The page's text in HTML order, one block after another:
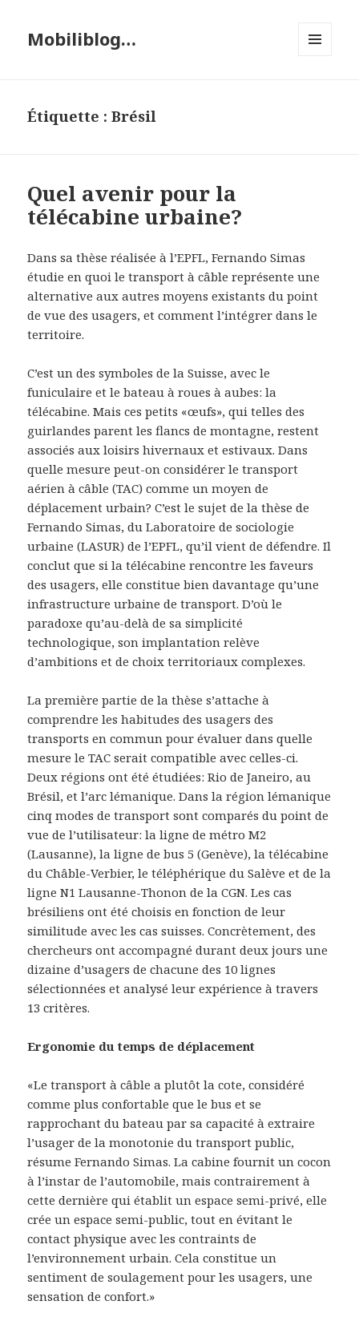
Mobiliblog…
Étiquette :Brésil
Quel avenir pour la
télécabine urbaine?
Dans sa thèse réalisée à l’EPFL, Fernando Simas
étudie en quoi le transport à câble représente une
alternative aux autres moyens existants du point
de vue des usagers, et comment l’intégrer dans le
territoire.
C’est un des symboles de la Suisse, avec le
funiculaire et le bateau à roues à aubes: la
télécabine. Mais ces petits «œufs», qui telles des
guirlandes parent les flancs de montagne, restent
associés aux loisirs hivernaux et estivaux. Dans
quelle mesure peut-on considérer le transport
aérien à câble (TAC) comme un moyen de
déplacement urbain? C’est le sujet de la thèse de
Fernando Simas, du Laboratoire de sociologie
urbaine (LASUR) de l’EPFL, qu’il vient de défendre. Il
conclut que si la télécabine rencontre les faveurs
des usagers, elle constitue bien davantage qu’une
infrastructure urbaine de transport. D’où le
paradoxe qu’au-delà de sa simplicité
technologique, son implantation relève
d’ambitions et de choix territoriaux complexes.
La première partie de la thèse s’attache à
comprendre les habitudes des usagers des
transports en commun pour évaluer dans quelle
mesure le TAC serait compatible avec celles-ci.
Deux régions ont été étudiées: Rio de Janeiro, au
Brésil, et l’arc lémanique. Dans la région lémanique
cinq modes de transport sont comparés du point de
vue de l’utilisateur: la ligne de métro M2
(Lausanne), la ligne de bus 5 (Genève), la télécabine
du Châble-Verbier, le téléphérique du Salève et de la
ligne N1 Lausanne-Thonon de la CGN. Les cas
brésiliens ont été choisis en fonction de leur
similitude avec les cas suisses. Concrètement, des
chercheurs ont accompagné durant deux jours une
dizaine d’usagers de chacune des 10 lignes
sélectionnées et analysé leur expérience à travers
13 critères.
Ergonomie du temps de déplacement
«Le transport à câble a plutôt la cote, considéré
comme plus confortable que le bus et se
rapprochant du bateau par sa capacité à extraire
l’usager de la monotonie du transport public,
résume Fernando Simas. La cabine fournit un cocon
à l’instar de l’automobile, mais contrairement à
cette dernière qui établit un espace semi-privé, elle
crée un espace semi-public, tout en évitant le
contact physique avec les contraints de
l’environnement urbain. Cela constitue un
sentiment de soulagement pour les usagers, une
sensation de confort.»